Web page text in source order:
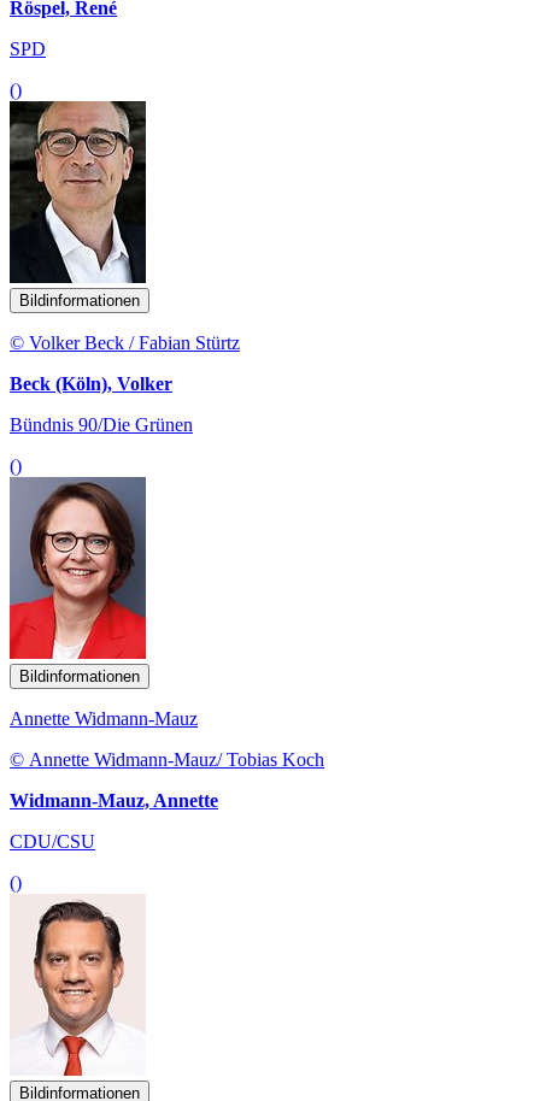
Röspel, René
SPD
()
Bildinformationen
© Volker Beck / Fabian Stürtz
Beck (Köln), Volker
Bündnis 90/Die Grünen
()
Bildinformationen
Annette Widmann-Mauz
© Annette Widmann-Mauz/ Tobias Koch
Widmann-Mauz, Annette
CDU/CSU
()
Bildinformationen